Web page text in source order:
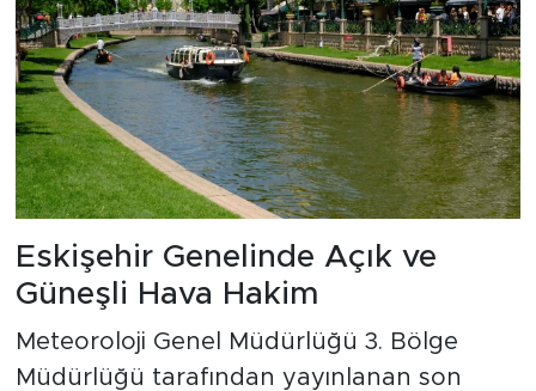
Eskişehir Genelinde Açık ve
Güneşli Hava Hakim
Meteoroloji Genel Müdürlüğü 3. Bölge
Müdürlüğü tarafından yayınlanan son